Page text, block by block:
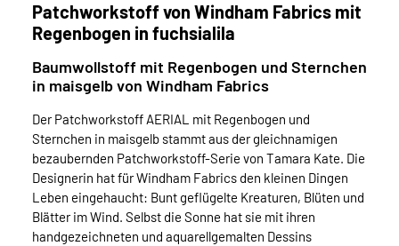
Patchworkstoff von Windham Fabrics mit
Regenbogen in fuchsialila
Baumwollstoff mit Regenbogen und Sternchen
in maisgelb von Windham Fabrics
Der Patchworkstoff AERIAL mit Regenbogen und
Sternchen in maisgelb stammt aus der gleichnamigen
bezaubernden Patchworkstoff-Serie von Tamara Kate. Die
Designerin hat für Windham Fabrics den kleinen Dingen
Leben eingehaucht: Bunt geflügelte Kreaturen, Blüten und
Blätter im Wind. Selbst die Sonne hat sie mit ihren
handgezeichneten und aquarellgemalten Dessins